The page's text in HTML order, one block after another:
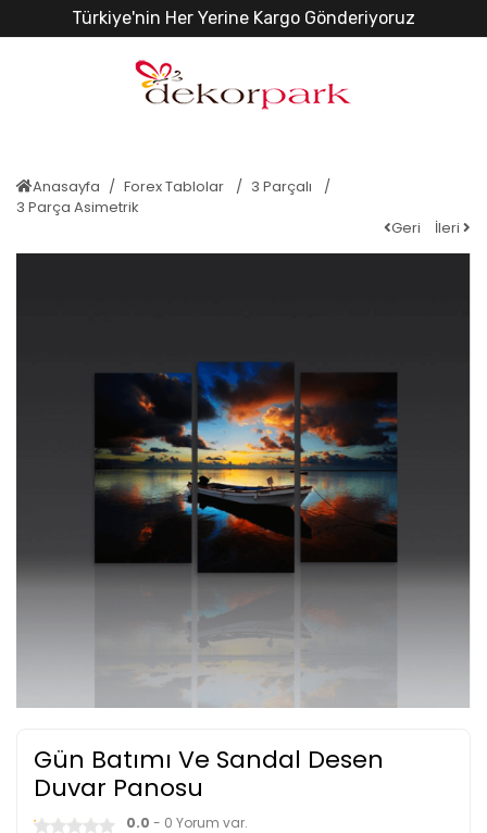
Türkiye'nin Her Yerine Kargo Gönderiyoruz
Anasayfa Forex Tablolar
3 Parçalı
3 Parça Asimetrik
Geri
İleri
Gün Batımı Ve Sandal Desen
Duvar Panosu
0.0 - 0 Yorum var.